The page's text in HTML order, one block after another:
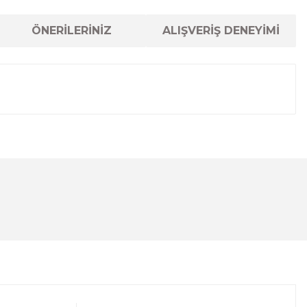
ÖNERİLERİNİZ ALIŞVERİŞ DENEYİMİ